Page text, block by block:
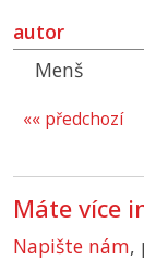
autor
Menš
«« předchozí
Máte více
Napište nám,